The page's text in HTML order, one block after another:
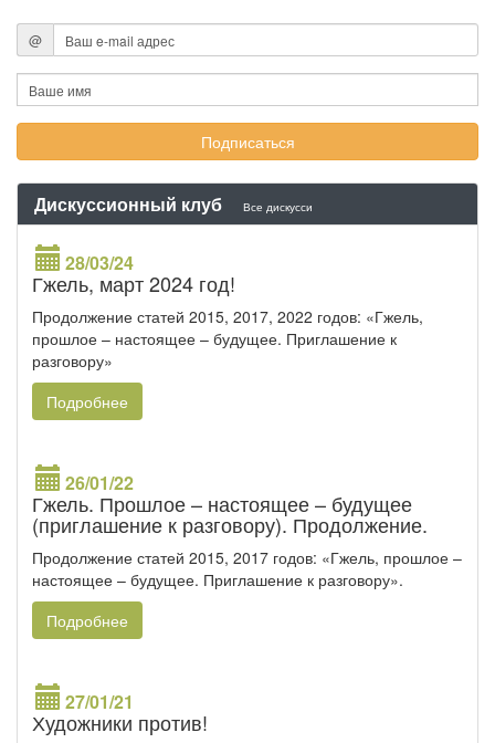
@
Дискуссионный клуб Все дискусси
28/03/24
Гжель, март 2024 год!
Продолжение статей 2015, 2017, 2022 годов: «Гжель,
прошлое – настоящее – будущее. Приглашение к
разговору»
Подробнее
26/01/22
Гжель. Прошлое – настоящее – будущее
(приглашение к разговору). Продолжение.
Продолжение статей 2015, 2017 годов: «Гжель, прошлое –
настоящее – будущее. Приглашение к разговору».
Подробнее
27/01/21
Художники против!